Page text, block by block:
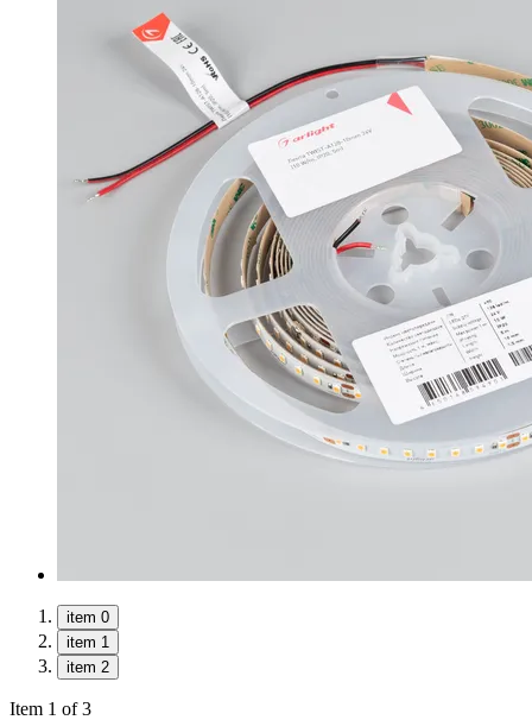
item 0
item 1
item 2
Item 1 of 3